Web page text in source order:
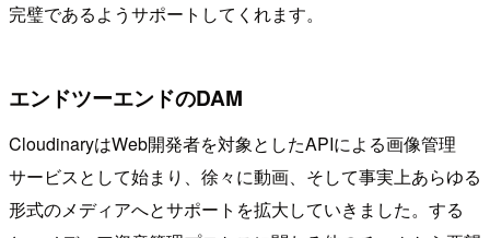
完璧であるようサポートしてくれます。
エンドツーエンドのDAM
CloudinaryはWeb開発者を対象としたAPIによる画像管理
サービスとして始まり、徐々に動画、そして事実上あらゆる
形式のメディアへとサポートを拡大していきました。する